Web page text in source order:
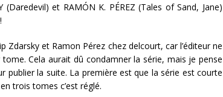
et RAMÓN K. PÉREZ (Tales of Sand, Jane)
Zdarsky et Ramon Pérez chez delcourt, car l’éditeur ne
Cela aurait dû condamner la série, mais je pense
publier la suite. La première est que la série est courte
trois tomes c’est réglé.